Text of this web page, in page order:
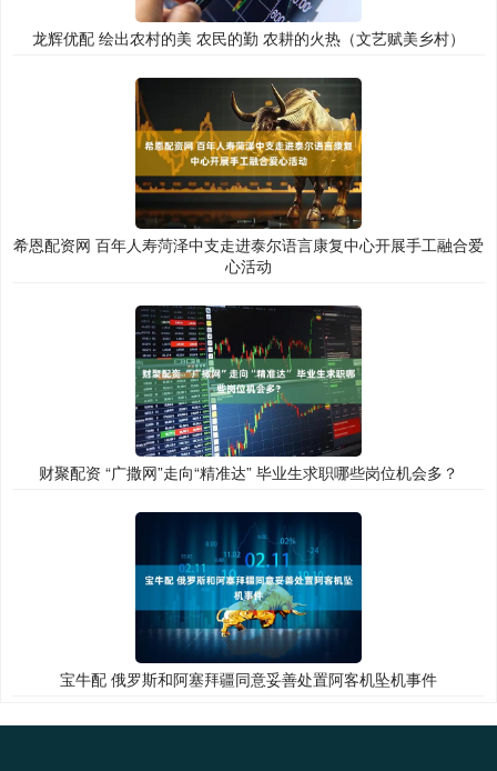
龙辉优配 绘出农村的美 农民的勤 农耕的火热（文艺赋美乡村）
希恩配资网 百年人寿菏泽中支走进泰尔语言康复中心开展手工融合爱
心活动
财聚配资 “广撒网”走向“精准达” 毕业生求职哪些岗位机会多？
宝牛配 俄罗斯和阿塞拜疆同意妥善处置阿客机坠机事件